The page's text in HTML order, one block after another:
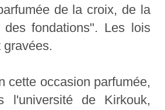
de la croix, de la
des fondations". Les lois
gravées.
cette occasion parfumée,
l'université de Kirkouk,